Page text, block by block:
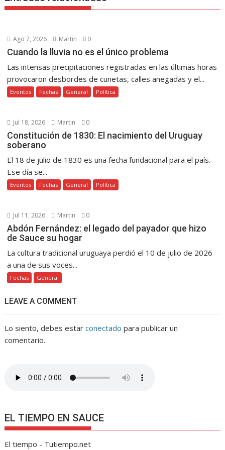
Ago 7, 2026 Martin 0
Cuando la lluvia no es el único problema
Las intensas precipitaciones registradas en las últimas horas
provocaron desbordes de cunetas, calles anegadas y el...
Eventos Fechas General Política
Jul 18, 2026 Martin 0
Constitución de 1830: El nacimiento del Uruguay
soberano
El 18 de julio de 1830 es una fecha fundacional para el país.
Ese día se...
Eventos Fechas General Política
Jul 11, 2026 Martin 0
Abdón Fernández: el legado del payador que hizo
de Sauce su hogar
La cultura tradicional uruguaya perdió el 10 de julio de 2026
a una de sus voces...
Fechas General
LEAVE A COMMENT
Lo siento, debes estarconectado para publicar un
comentario.
EL TIEMPO EN SAUCE
El tiempo - Tutiempo.net